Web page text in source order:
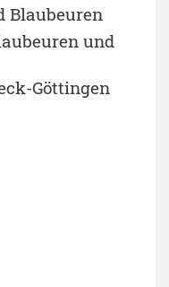
Blaubeuren
und
Göttingen